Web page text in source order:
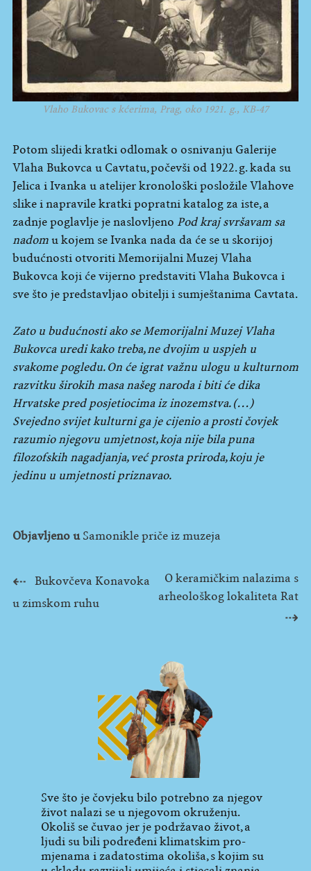
Vlaho Bukovac s kćerima, Prag, oko 1921. g., KB-47
Potom slijedi kratki odlomak o osnivanju Galerije
Vlaha Bukovca u Cavtatu, počevši od 1922. g. kada su
Jelica i Ivanka u atelijer kronološki posložile Vlahove
slike i napravile kratki popratni katalog za iste, a
zadnje poglavlje je naslovljeno Pod kraj svršavam sa
nadomu kojem se Ivanka nada da će se u skorijoj
budućnosti otvoriti Memorijalni Muzej Vlaha
Bukovca koji će vijerno predstaviti Vlaha Bukovca i
sve što je predstavljao obitelji i sumještanima Cavtata.
Zato u budućnosti ako se Memorijalni Muzej Vlaha
Bukovca uredi kako treba, ne dvojim u uspjeh u
svakome pogledu. On će igrat važnu ulogu u kulturnom
razvitku širokih masa našeg naroda i biti će dika
Hrvatske pred posjetiocima iz inozemstva. (…)
Svejedno svijet kulturni ga je cijenio a prosti čovjek
razumio njegovu umjetnost, koja nije bila puna
filozofskih nagadjanja, već prosta priroda, koju je
jedinu u umjetnosti priznavao.
Objavljeno uSamonikle priče iz muzeja
Navigacija
objava
Bukovčeva Konavoka
u zimskom ruhu
O keramičkim nalazima s
arheološkog lokaliteta Rat
Sve što je čovjeku bilo potrebno za njegov
život nalazi se u njegovom okruženju.
Okoliš se čuvao jer je podržavao život, a
ljudi su bili podređeni klimatskim pro­
mjenama i zadatostima okoliša, s kojim su